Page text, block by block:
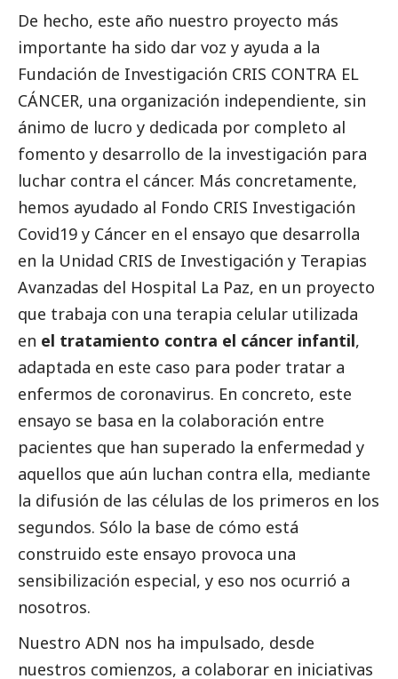
De hecho, este año nuestro proyecto más
importante ha sido dar voz y ayuda a la
Fundación de Investigación CRIS CONTRA EL
CÁNCER, una organización independiente, sin
ánimo de lucro y dedicada por completo al
fomento y desarrollo de la investigación para
luchar contra el cáncer. Más concretamente,
hemos ayudado al Fondo CRIS Investigación
Covid19 y Cáncer en el ensayo que desarrolla
en la Unidad CRIS de Investigación y Terapias
Avanzadas del Hospital La Paz, en un proyecto
que trabaja con una terapia celular utilizada
en el tratamiento contra el cáncer infantil,
adaptada en este caso para poder tratar a
enfermos de coronavirus. En concreto, este
ensayo se basa en la colaboración entre
pacientes que han superado la enfermedad y
aquellos que aún luchan contra ella, mediante
la difusión de las células de los primeros en los
segundos. Sólo la base de cómo está
construido este ensayo provoca una
sensibilización especial, y eso nos ocurrió a
nosotros.
Nuestro ADN nos ha impulsado, desde
nuestros comienzos, a colaborar en iniciativas